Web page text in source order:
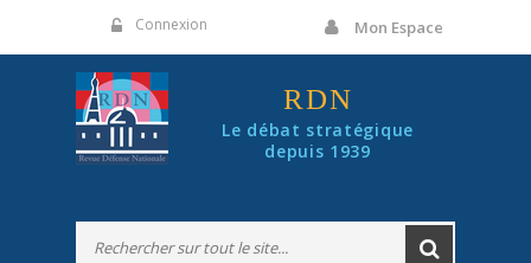
Connexion Mon Espace
RDN
Le débat stratégique
depuis 1939